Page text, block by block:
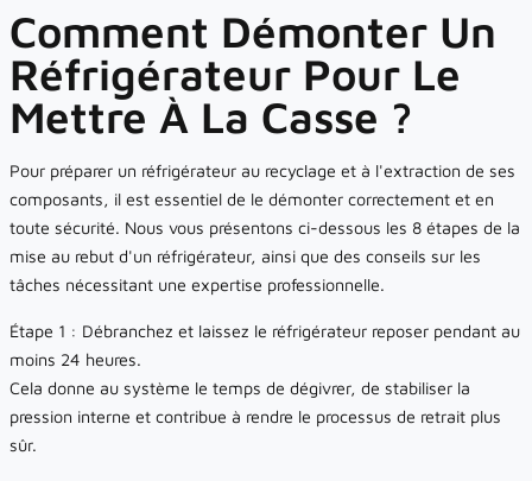
Comment Démonter Un
Réfrigérateur Pour Le
Mettre À La Casse ?
Pour préparer un réfrigérateur au recyclage et à l'extraction de ses
composants, il est essentiel de le démonter correctement et en
toute sécurité. Nous vous présentons ci-dessous les 8 étapes de la
mise au rebut d'un réfrigérateur, ainsi que des conseils sur les
tâches nécessitant une expertise professionnelle.
Étape 1 : Débranchez et laissez le réfrigérateur reposer pendant au
moins 24 heures.
Cela donne au système le temps de dégivrer, de stabiliser la
pression interne et contribue à rendre le processus de retrait plus
sûr.